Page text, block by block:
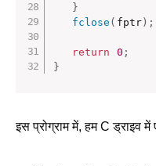
}
fclose ( fptr) ;
return 0 ;
}
इस प्रोग्राम में, हम C ड्राइव